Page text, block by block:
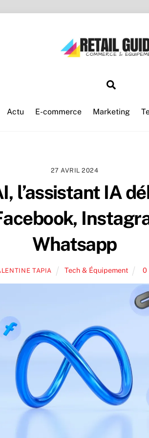
Actu E-commerce Marketing
27 AVRIL 2024
l’assistant IA
Whatsapp
TAPIA Tech & Équipement 0